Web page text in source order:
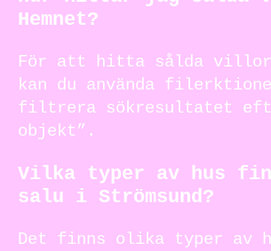
Hemnet?
För att hitta sålda villor
kan du använda
filtrera sökresultatet
objekt”.
Vilka typer av hus
salu i Strömsund?
Det finns olika typer av